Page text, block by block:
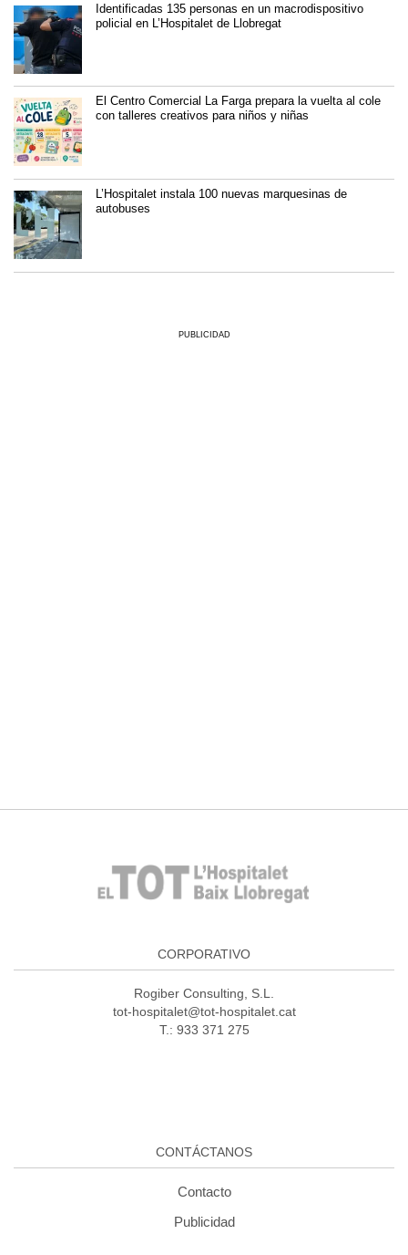
Identificadas 135 personas en un macrodispositivo
policial en L’Hospitalet de Llobregat
El Centro Comercial La Farga prepara la vuelta al cole
con talleres creativos para niños y niñas
L’Hospitalet instala 100 nuevas marquesinas de
autobuses
PUBLICIDAD
CORPORATIVO
Rogiber Consulting, S.L.
tot-hospitalet@tot-hospitalet.cat
T.: 933 371 275
CONTÁCTANOS
Contacto
Publicidad